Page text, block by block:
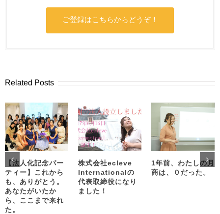
ご登録はこちらからどうぞ！
Related Posts
【法人化記念パー
ティー】これから
も、ありがとう。
あなたがいたか
ら、ここまで来れ
た。
株式会社ecleve
Internationalの
代表取締役になり
ました！
1年前、わたしの月
商は、０だった。